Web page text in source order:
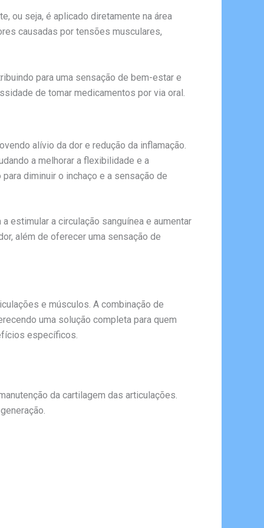
ou seja, é aplicado diretamente na área
causadas por tensões musculares,
para uma sensação de bem-estar e
de tomar medicamentos por via oral.
alívio da dor e redução da inflamação.
a melhorar a flexibilidade e a
diminuir o inchaço e a sensação de
estimular a circulação sanguínea e aumentar
além de oferecer uma sensação de
e músculos. A combinação de
uma solução completa para quem
específicos.
da cartilagem das articulações.